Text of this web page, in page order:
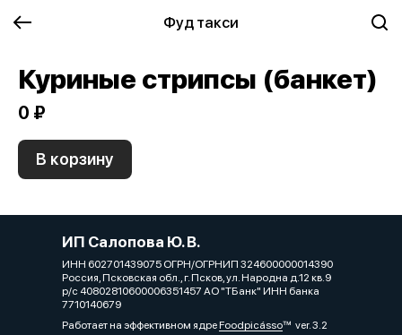
Фуд такси
Куриные стрипсы (банкет)
0 ₽
В корзину
ИП Салопова Ю. В.
ИНН 602701439075 ОГРН/ОГРНИП 324600000014390
Россия, Псковская обл., г. Псков, ул. Народна д.12 кв.9
р/с 40802810600006351457 АО "ТБанк" ИНН банка
7710140679
Работает на эффективном ядреFoodpicássover. 3.2